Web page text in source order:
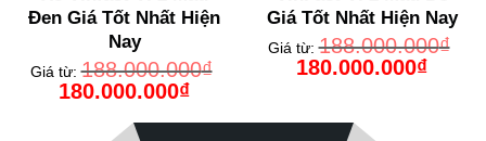
Đen Giá Tốt Nhất Hiện
Nay
Giá từ:188.000.000₫
Giá
gốc
188.000.000₫.
180.000.000₫Giá
hiện
Giá Tốt Nhất Hiện Nay
Giá từ:188.000.000₫
Giá
gốc
180.000.000₫Giá
hiện